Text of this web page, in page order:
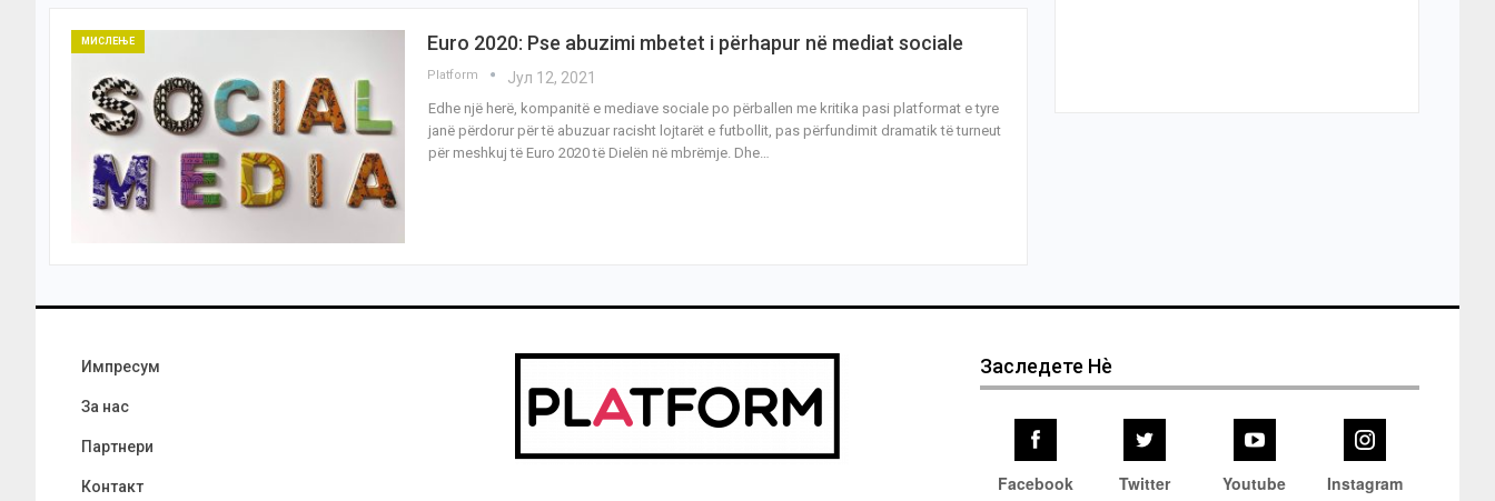
МИСЛЕЊЕ Euro 2020: Pse abuzimi mbetet i përhapur në mediat sociale
Platform Јул 12, 2021
Edhe një herë, kompanitë e mediave sociale po përballen me kritika pasi platformat e tyre
janë përdorur për të abuzuar racisht lojtarët e futbollit, pas përfundimit dramatik të turneut
për meshkuj të Euro 2020 të Dielën në mbrëmje. Dhe…
Импресум
За нас
Партнери
Контакт
Заследете Нѐ
Facebook Twitter Youtube Instagram